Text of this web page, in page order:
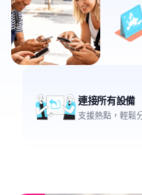
連接所有設備
支援熱點，輕鬆